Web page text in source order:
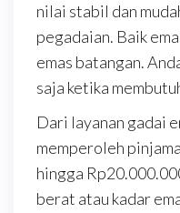
nilai stabil dan
pegadaian. Baik
emas batangan.
saja ketika
Dari layanan gadai
memperoleh
hingga
berat atau kadar